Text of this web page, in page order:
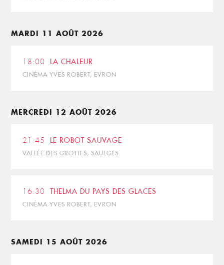
MARDI 11 AOÛT 2026
18:00 LA CHALEUR
CINÉMA YVES ROBERT, EVRON
MERCREDI 12 AOÛT 2026
21:45 LE ROBOT SAUVAGE
VALLÉE DES GROTTES, SAULGES
16:30 THELMA DU PAYS DES GLACES
CINÉMA YVES ROBERT, EVRON
SAMEDI 15 AOÛT 2026